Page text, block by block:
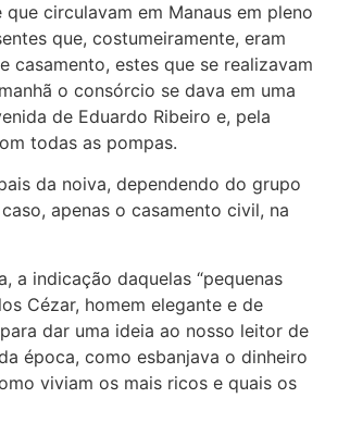
circulavam em Manaus em pleno
que, costumeiramente, eram
casamento, estes que se realizavam
o consórcio se dava em uma
de Eduardo Ribeiro e, pela
todas as pompas.
da noiva, dependendo do grupo
apenas o casamento civil, na
a indicação daquelas “pequenas
Cézar, homem elegante e de
dar uma ideia ao nosso leitor de
época, como esbanjava o dinheiro
viviam os mais ricos e quais os